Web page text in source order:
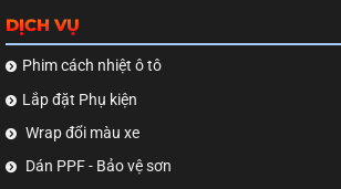
DỊCH VỤ
Phim cách nhiệt ô tô
Lắp đặt Phụ kiện
Wrap đổi màu xe
Dán PPF - Bảo vệ sơn